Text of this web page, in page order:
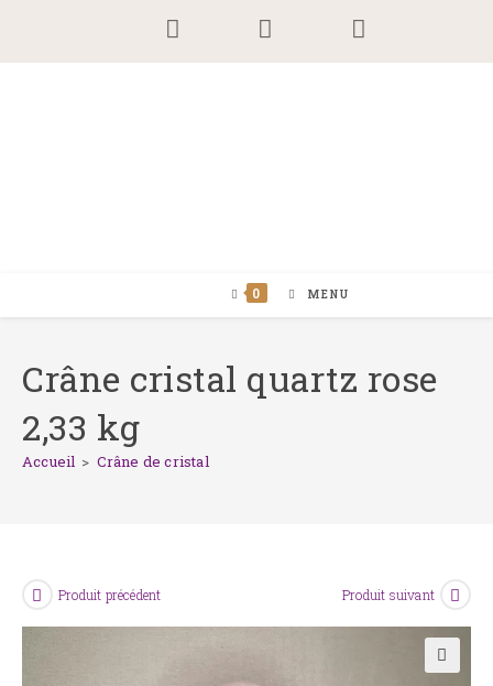
content
0 MENU
Crâne cristal quartz rose
2,33 kg
Accueil > Crâne de cristal
Produit précédent Produit suivant